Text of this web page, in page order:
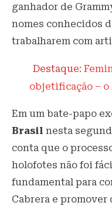
ganhador de
nomes conhecidos
trabalharem com
Destaque:
objetificação – o
Em um bate-papo
Brasil nesta
conta que o
holofotes não foi
fundamental para
Cabrera e